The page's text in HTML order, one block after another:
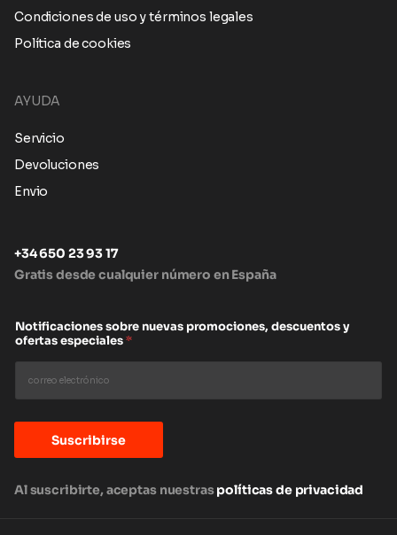
Condiciones de uso y términos legales
Política de cookies
AYUDA
Servicio
Devoluciones
Envio
+34 650 23 93 17
Gratis desde cualquier número en España
Notificaciones sobre nuevas promociones, descuentos y
ofertas especiales*
Suscribirse
Al suscribirte, aceptas nuestraspolíticas de privacidad